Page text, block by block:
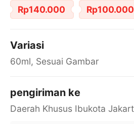
Rp140.000 Rp100.000
Variasi
60ml, Sesuai Gambar
pengiriman ke